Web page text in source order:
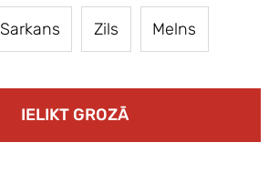
Sarkans Zils Melns
IELIKT GROZĀ